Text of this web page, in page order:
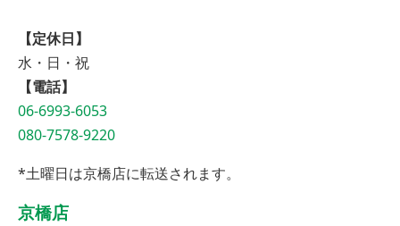
【定休日】
水・日・祝
【電話】
06-6993-6053
080-7578-9220
*土曜日は京橋店に転送されます。
京橋店